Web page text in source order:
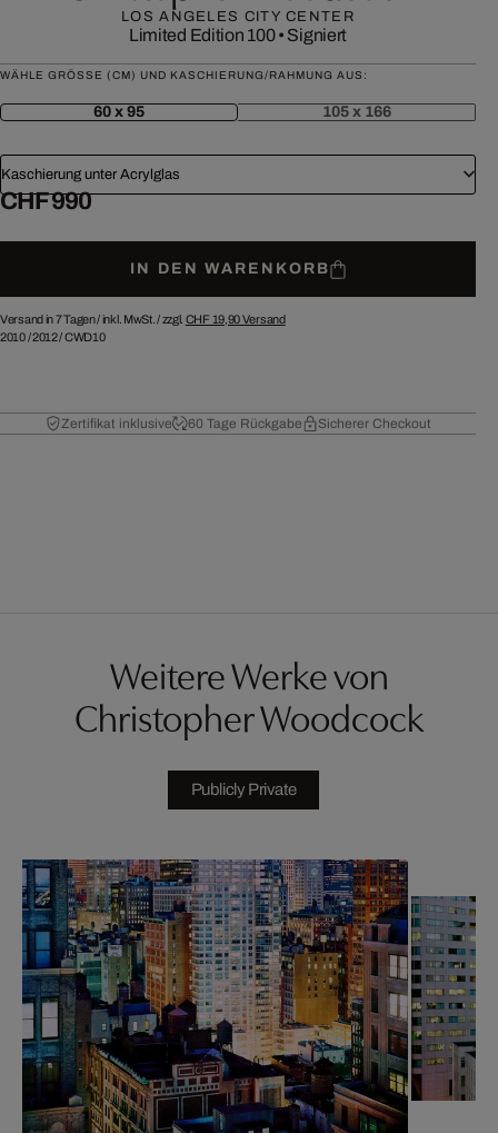
LOS ANGELES CITY CENTER
Limited Edition 100• Signiert
WÄHLE GRÖSSE (CM) UND KASCHIERUNG/RAHMUNG AUS:
60 x 95 105 x 166
Kaschierung unter Acrylglas
CHF 990
IN DEN WARENKORB
Versand in 7 Tagen /inkl. MwSt. / zzgl. CHF 19,90Versand
2010/2012/CWD10
Zertifikat inklusive 60 Tage Rückgabe Sicherer Checkout
Weitere Werke von
Christopher Woodcock
Publicly Private